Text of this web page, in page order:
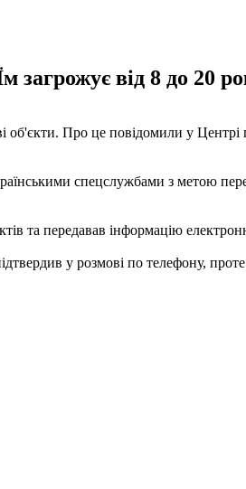
від 8 до 20
об'єкти. Про це повідомили у
спецслужбами з метою
та передавав інформацію
у розмові по телефону, проте